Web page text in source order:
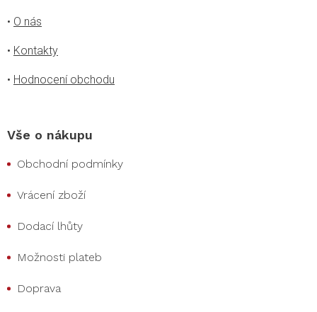
• O nás
• Kontakty
• Hodnocení obchodu
Vše o nákupu
Obchodní podmínky
Vrácení zboží
Dodací lhůty
Možnosti plateb
Doprava